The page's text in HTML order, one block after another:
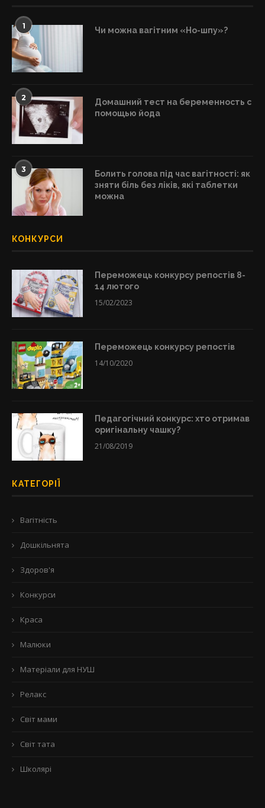
1 Чи можна вагітним «Но-шпу»?
2
Домашний тест на беременность с
помощью йода
3
Болить голова під час вагітності: як
зняти біль без ліків, які таблетки
можна
КОНКУРСИ
Переможець конкурсу репостів 8-
14 лютого
15/02/2023
Переможець конкурсу репостів
14/10/2020
Педагогічний конкурс: хто отримав
оригінальну чашку?
21/08/2019
КАТЕГОРІЇ
Вагітність
Дошкільнята
Здоров'я
Конкурси
Краса
Малюки
Матеріали для НУШ
Релакс
Світ мами
Світ тата
Школярі